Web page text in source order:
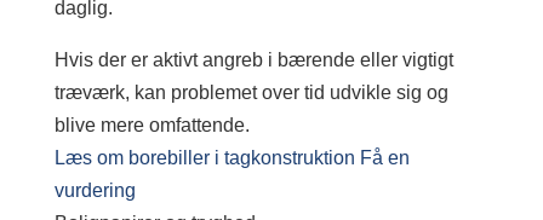
daglig.
Hvis der er aktivt angreb i bærende eller vigtigt
træværk, kan problemet over tid udvikle sig og
blive mere omfattende.
Læs om borebiller i tagkonstruktion Få en
vurdering